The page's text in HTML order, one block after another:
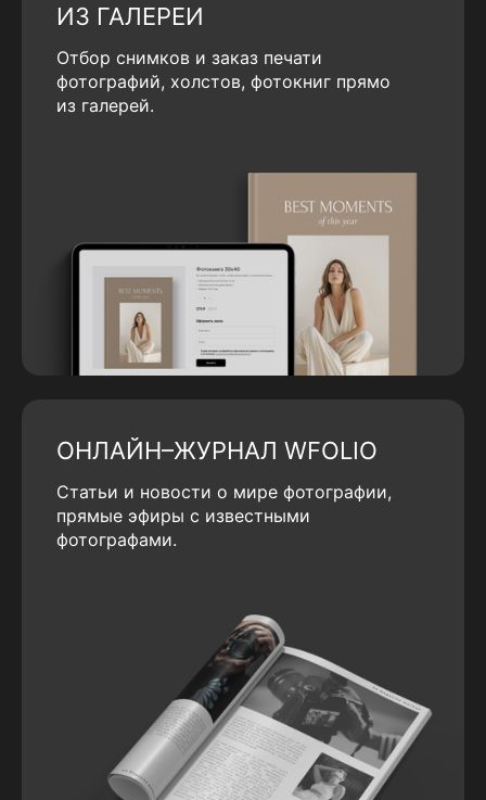
ИЗ ГАЛЕРЕИ
Отбор снимков и заказ печати
фотографий, холстов, фотокниг прямо
из галерей.
ОНЛАЙН–ЖУРНАЛ WFOLIO
Статьи и новости о мире фотографии,
прямые эфиры с известными
фотографами.